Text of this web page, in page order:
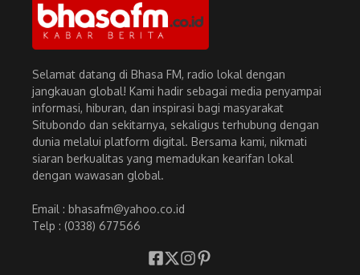
Selamat datang di Bhasa FM, radio lokal dengan
jangkauan global! Kami hadir sebagai media penyampai
informasi, hiburan, dan inspirasi bagi masyarakat
Situbondo dan sekitarnya, sekaligus terhubung dengan
dunia melalui platform digital. Bersama kami, nikmati
siaran berkualitas yang memadukan kearifan lokal
dengan wawasan global.
Email : bhasafm@yahoo.co.id
Telp : (0338) 677566